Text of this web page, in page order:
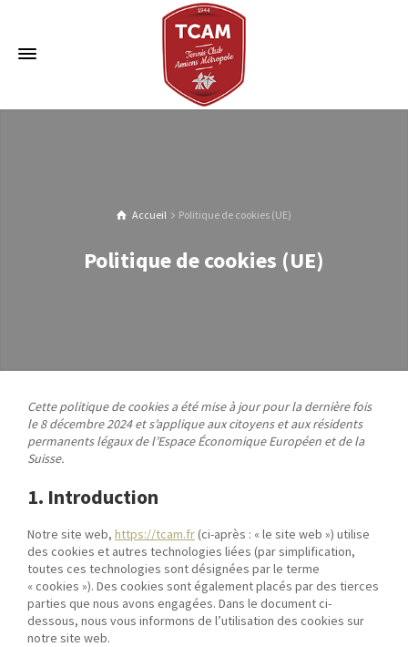
Accueil Politique de cookies (UE)
Politique de cookies (UE)
Cette politique de cookies a été mise à jour pour la dernière fois
le 8 décembre 2024 et s’applique aux citoyens et aux résidents
permanents légaux de l’Espace Économique Européen et de la
Suisse.
1. Introduction
Notre site web, https://tcam.fr(ci-après : « le site web ») utilise
des cookies et autres technologies liées (par simplification,
toutes ces technologies sont désignées par le terme
« cookies »). Des cookies sont également placés par des tierces
parties que nous avons engagées. Dans le document ci-
dessous, nous vous informons de l’utilisation des cookies sur
notre site web.